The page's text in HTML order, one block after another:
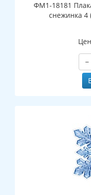
ФМ1-18181
снежинка 4
−